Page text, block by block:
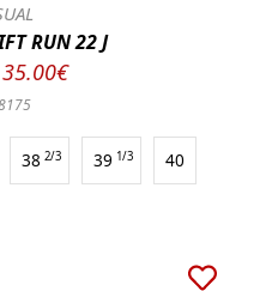
RUN 22 J
35.00€
38 2/3 39 1/3 40